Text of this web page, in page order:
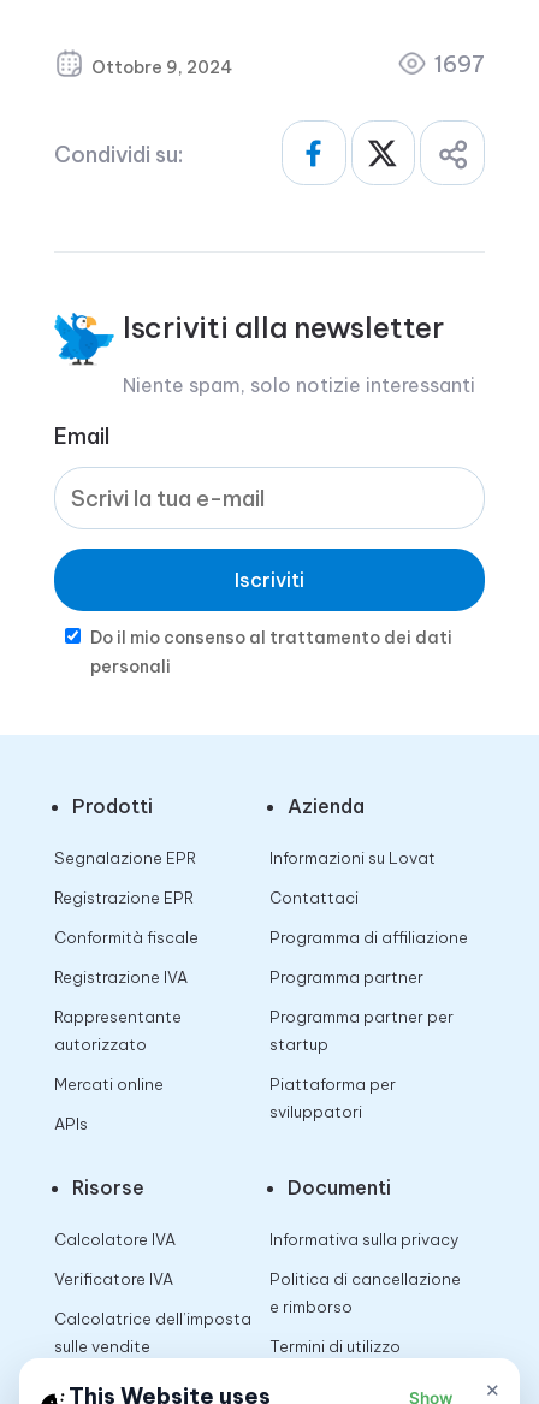
Ottobre 9, 2024 1697
Condividi su:
Iscriviti alla newsletter
Niente spam, solo notizie interessanti
Email
Iscriviti
Do il mio consenso al trattamento dei dati
personali
Prodotti
Segnalazione EPR
Registrazione EPR
Conformità fiscale
Registrazione IVA
Rappresentante
autorizzato
Mercati online
APIs
Azienda
Informazioni su Lovat
Contattaci
Programma di affiliazione
Programma partner
Programma partner per
startup
Piattaforma per
sviluppatori
Risorse
Calcolatore IVA
Verificatore IVA
Calcolatrice dell’imposta
sulle vendite
Documenti
Informativa sulla privacy
Politica di cancellazione
e rimborso
Termini di utilizzo
×
This Website uses Show